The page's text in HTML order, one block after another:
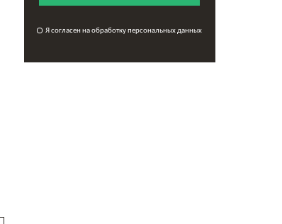
Я согласен на обработку персональных данных